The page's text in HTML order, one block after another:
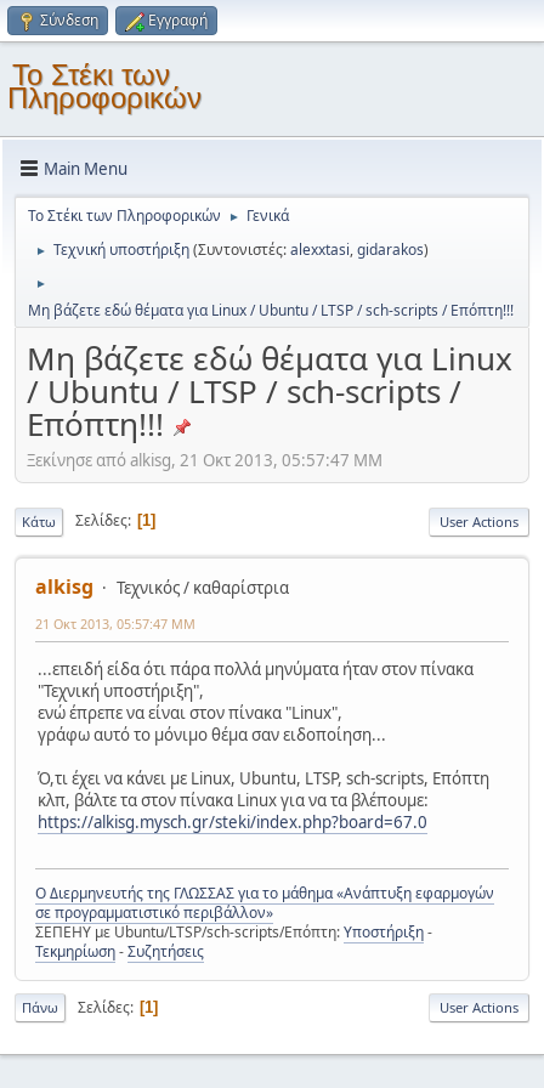
Σύνδεση Εγγραφή
Το Στέκι των
Πληροφορικών
Main Menu
Το Στέκι των Πληροφορικών ► Γενικά
► Τεχνική υποστήριξη(Συντονιστές:alexxtasi,gidarakos)
►
Μη βάζετε εδώ θέματα για Linux / Ubuntu / LTSP / sch-scripts / Επόπτη!!!
Μη βάζετε εδώ θέματα για Linux
/ Ubuntu / LTSP / sch-scripts /
Επόπτη!!!
Ξεκίνησε από alkisg, 21 Οκτ 2013, 05:57:47 ΜΜ
Κάτω Σελίδες 1 User Actions
alkisg Τεχνικός / καθαρίστρια
21 Οκτ 2013, 05:57:47 ΜΜ
...επειδή είδα ότι πάρα πολλά μηνύματα ήταν στον πίνακα
"Τεχνική υποστήριξη",
ενώ έπρεπε να είναι στον πίνακα "Linux",
γράφω αυτό το μόνιμο θέμα σαν ειδοποίηση...
Ό,τι έχει να κάνει με Linux, Ubuntu, LTSP, sch-scripts, Επόπτη
κλπ, βάλτε τα στον πίνακα Linux για να τα βλέπουμε:
https://alkisg.mysch.gr/steki/index.php?board=67.0
Ο Διερμηνευτής της ΓΛΩΣΣΑΣ για το μάθημα «Ανάπτυξη εφαρμογών
σε προγραμματιστικό περιβάλλον»
ΣΕΠΕΗΥ με Ubuntu/LTSP/sch-scripts/Επόπτη:Υποστήριξη-
Τεκμηρίωση-Συζητήσεις
Πάνω Σελίδες 1 User Actions